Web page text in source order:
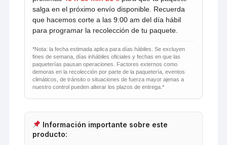
salga en el próximo envío disponible. Recuerda
que hacemos corte a las 9:00 am del día hábil
para programar la recolección de tu paquete.
*Nota: la fecha estimada aplica para días hábiles. Se excluyen
fines de semana, días inhábiles oficiales y fechas en que las
paqueterías pausan operaciones. Factores externos como
demoras en la recolección por parte de la paquetería, eventos
climáticos, de tránsito o situaciones de fuerza mayor ajenas a
nuestro control pueden alterar los plazos de entrega.*
Información importante sobre este
producto: